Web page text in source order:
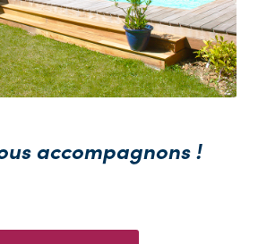
accompagnons !